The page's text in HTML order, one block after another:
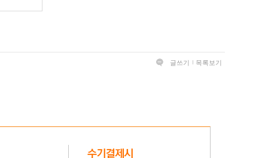
글쓰기 목록보기